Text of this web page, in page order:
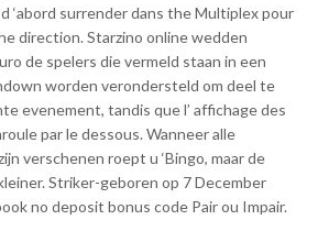
‘abord surrender dans the Multiplex pour
direction. Starzino online wedden
de spelers die vermeld staan in een
worden verondersteld om deel te
evenement, tandis que l’ affichage des
par le dessous. Wanneer alle
verschenen roept u ‘Bingo, maar de
Striker-geboren op 7 December
no deposit bonus code Pair ou Impair.